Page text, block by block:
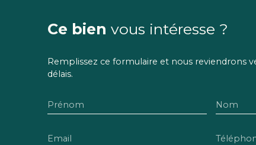
Ce bien vous intéresse ?
Remplissez ce formulaire et nous reviendrons
délais.
Prénom Nom
Email